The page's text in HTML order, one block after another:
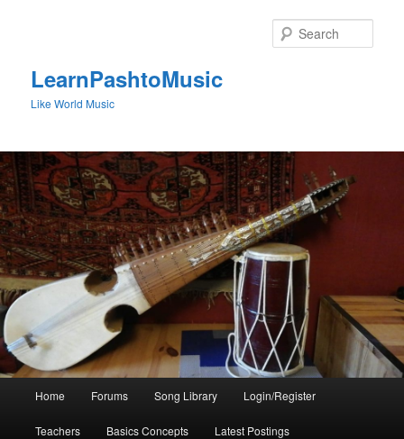
LearnPashtoMusic
Like World Music
Home Forums Song Library Login/Register
Teachers Basics Concepts Latest Postings